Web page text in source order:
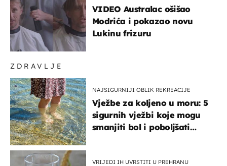
ZDRAVLJE
NAJSIGURNIJI OBLIK REKREACIJE
Vježbe za koljeno u moru: 5
sigurnih vježbi koje mogu
smanjiti bol i poboljšati
VRIJEDI IH UVRSTITI U PREHRANU
VIDEO Australac ošišao
Modrića i pokazao novu
Lukinu frizuru